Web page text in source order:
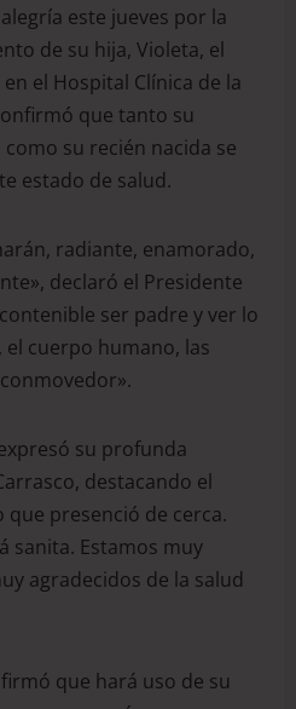
este jueves por la
de su hija, Violeta, el
el Hospital Clínica de la
que tanto su
su recién nacida se
estado de salud.
radiante, enamorado,
declaró el Presidente
ser padre y ver lo
cuerpo humano, las
su profunda
destacando el
presenció de cerca.
sanita. Estamos muy
agradecidos de la salud
que hará uso de su